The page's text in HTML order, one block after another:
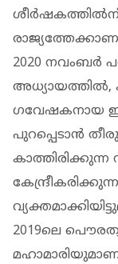
2020 നവംബര്‍
അധ്യായത്തില്‍,
ഗവേഷകനായ
പുറപ്പെടാന്‍
2019ലെ